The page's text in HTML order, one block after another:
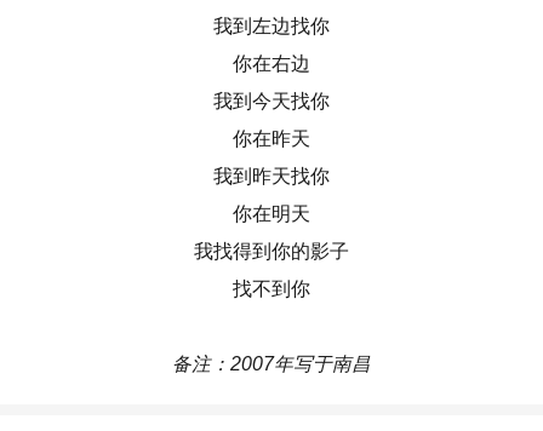
我到左边找你
你在右边
我到今天找你
你在昨天
我到昨天找你
你在明天
我找得到你的影子
找不到你
备注：2007年写于南昌